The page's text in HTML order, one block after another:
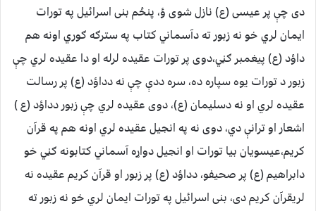
دی چې پر عیسی (ع) نازل شوی ؤ، پنځمبنی اسرائیل په تورات
ایمان لري خو نه زبور ته دآسماني کتاب په سترګه ګوري اونه هم
داؤد (ع) پيغمبر ګڼي،دوی پر تورات عقیده لرله او دا عقیده لري چې
زبور د تورات یوه سپاره ده، سره ددې چې نه دداؤد (ع) پر رسالت
عقیده لري او نه دسلیمان (ع)، دوی عقیده لري چې زبور دداؤد (ع )
اشعار او ترانې دي، دوی نه په انجیل عقیده لري اونه هم په قرآن
کریم،عیسویان بیا تورات او انجیل دواړه آسماني کتابونه ګڼي خو
دابراهیم (ع) پر صحیفو، دداؤد (ع) پر زبور او قرآن کریم عقیده نه
لريقرآن کریم دی، بنی اسرائیل په تورات ایمان لري خو نه زبور ته